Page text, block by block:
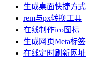
生成桌面快捷方式
rem与px转换工具
在线制作ico图标
生成网页Meta标签
在线定时刷新网址